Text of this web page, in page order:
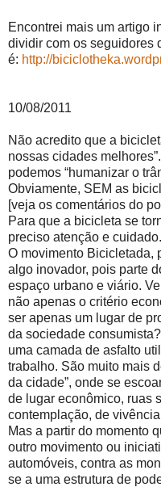
Encontrei mais um artigo
dividir com os seguidores
é: http://
10/08/2011
Não acredito que a
nossas cidades
podemos “humanizar o
Obviamente, SEM as
[veja os comentários do
Para que a bicicleta se
preciso atenção e cuidado.
O movimento Bicicletada,
algo inovador, pois parte
espaço urbano e viário.
não apenas o critério
ser apenas um lugar de
da sociedade
uma camada de asfalto
trabalho. São muito mais
da cidade”, onde se
de lugar econômico, ruas
contemplação, de
Mas a partir do momento
outro movimento ou
automóveis, contra as
se a uma estrutura de